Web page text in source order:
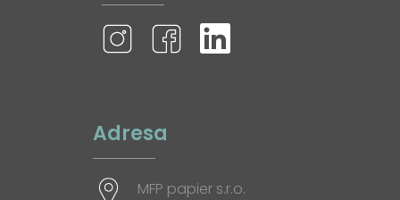
Adresa
MFP papier s.r.o.